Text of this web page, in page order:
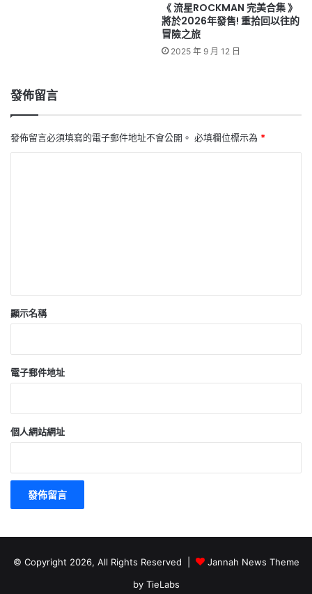
《 流星ROCKMAN 完美合集 》
將於2026年發售! 重拾回以往的
冒險之旅
2025 年 9 月 12 日
發佈留言
發佈留言必須填寫的電子郵件地址不會公開。 必填欄位標示為 *
顯示名稱
電子郵件地址
個人網站網址
© Copyright 2026, All Rights Reserved |
Jannah News Theme
by TieLabs